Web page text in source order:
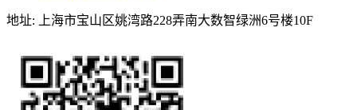
地址: 上海市宝山区姚湾路228弄南大数智绿洲6号楼10F